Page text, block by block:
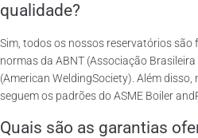
qualidade?
Sim, todos os nossos reservatórios
normas da ABNT (Associação
(American WeldingSociety). Além
seguem os padrões do ASME Boiler
Quais são as garantias